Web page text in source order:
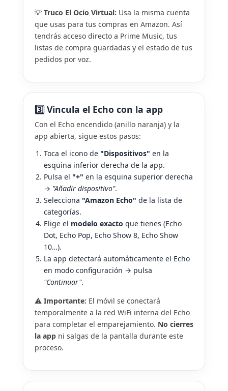
💡 Truco El Ocio Virtual: Usa la misma cuenta
que usas para tus compras en Amazon. Así
tendrás acceso directo a Prime Music, tus
listas de compra guardadas y el estado de tus
pedidos por voz.
3️⃣ Vincula el Echo con la app
Con el Echo encendido (anillo naranja) y la
app abierta, sigue estos pasos:
Toca el icono de "Dispositivos" en la
esquina inferior derecha de la app.
Pulsa el "+" en la esquina superior derecha
→ "Añadir dispositivo".
Selecciona "Amazon Echo" de la lista de
categorías.
Elige el modelo exacto que tienes (Echo
Dot, Echo Pop, Echo Show 8, Echo Show
10…).
La app detectará automáticamente el Echo
en modo configuración → pulsa
"Continuar".
⚠️ Importante: El móvil se conectará
temporalmente a la red WiFi interna del Echo
para completar el emparejamiento. No cierres
la app ni salgas de la pantalla durante este
proceso.